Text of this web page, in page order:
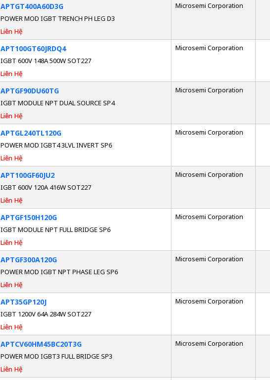
APTGT400A60D3G
POWER MOD IGBT TRENCH PH LEG D3
Liên Hệ
Microsemi Corporation
APT100GT60JRDQ4
IGBT 600V 148A 500W SOT227
Liên Hệ
Microsemi Corporation
APTGF90DU60TG
IGBT MODULE NPT DUAL SOURCE SP4
Liên Hệ
Microsemi Corporation
APTGL240TL120G
POWER MOD IGBT4 3LVL INVERT SP6
Liên Hệ
Microsemi Corporation
APT100GF60JU2
IGBT 600V 120A 416W SOT227
Liên Hệ
Microsemi Corporation
APTGF150H120G
IGBT MODULE NPT FULL BRIDGE SP6
Liên Hệ
Microsemi Corporation
APTGF300A120G
POWER MOD IGBT NPT PHASE LEG SP6
Liên Hệ
Microsemi Corporation
APT35GP120J
IGBT 1200V 64A 284W SOT227
Liên Hệ
Microsemi Corporation
APTCV60HM45BC20T3G
POWER MOD IGBT3 FULL BRIDGE SP3
Liên Hệ
Microsemi Corporation